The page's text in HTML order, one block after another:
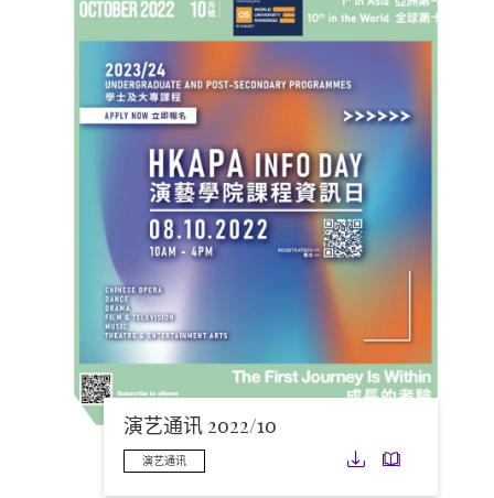
演艺通讯 2022/10
演艺通讯 下载